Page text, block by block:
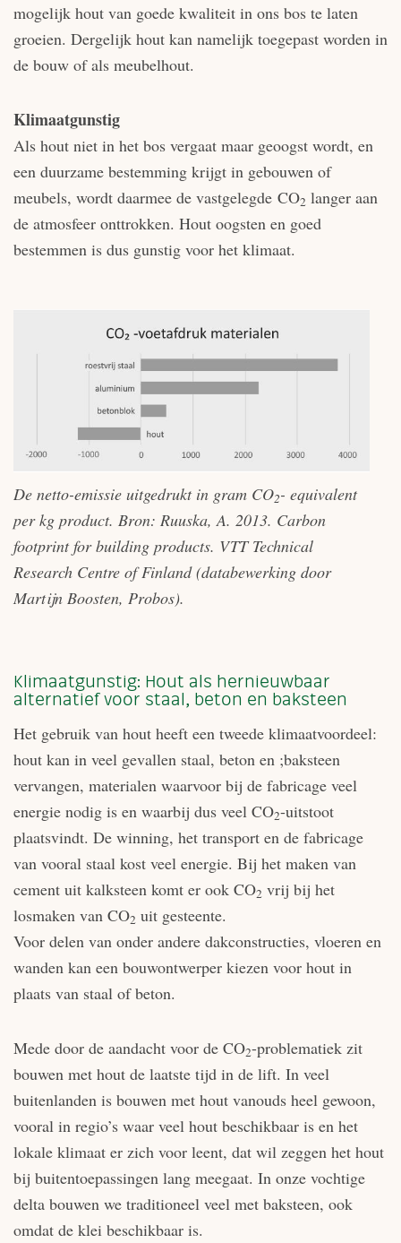
mogelijk hout van goede kwaliteit in ons bos te laten
groeien. Dergelijk hout kan namelijk toegepast worden in
de bouw of als meubelhout.
Klimaatgunstig
Als hout niet in het bos vergaat maar geoogst wordt, en
een duurzame bestemming krijgt in gebouwen of
meubels, wordt daarmee de vastgelegde CO2 langer aan
de atmosfeer onttrokken. Hout oogsten en goed
bestemmen is dus gunstig voor het klimaat.
De netto-emissie uitgedrukt in gram CO2- equivalent
per kg product. Bron: Ruuska, A. 2013. Carbon
footprint for building products. VTT Technical
Research Centre of Finland (databewerking door
Martijn Boosten, Probos).
Klimaatgunstig: Hout als hernieuwbaar
alternatief voor staal, beton en baksteen
Het gebruik van hout heeft een tweede klimaatvoordeel:
hout kan in veel gevallen staal, beton en ;baksteen
vervangen, materialen waarvoor bij de fabricage veel
energie nodig is en waarbij dus veel CO2-uitstoot
plaatsvindt. De winning, het transport en de fabricage
van vooral staal kost veel energie. Bij het maken van
cement uit kalksteen komt er ook CO2 vrij bij het
losmaken van CO2 uit gesteente.
Voor delen van onder andere dakconstructies, vloeren en
wanden kan een bouwontwerper kiezen voor hout in
plaats van staal of beton.
Mede door de aandacht voor de CO2-problematiek zit
bouwen met hout de laatste tijd in de lift. In veel
buitenlanden is bouwen met hout vanouds heel gewoon,
vooral in regio’s waar veel hout beschikbaar is en het
lokale klimaat er zich voor leent, dat wil zeggen het hout
bij buitentoepassingen lang meegaat. In onze vochtige
delta bouwen we traditioneel veel met baksteen, ook
omdat de klei beschikbaar is.